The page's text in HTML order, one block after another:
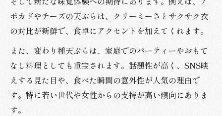
ボカドやチーズの天ぷらは、クリーミーさとサクサク衣
の対比が新鮮で、食卓にアクセントを加えてくれます。
また、変わり種天ぷらは、家庭でのパーティーやおもて
なし料理としても重宝されます。話題性が高く、SNS映
えする見た目や、食べた瞬間の意外性が人気の理由で
す。特に若い世代や女性からの支持が高い傾向にありま
す。